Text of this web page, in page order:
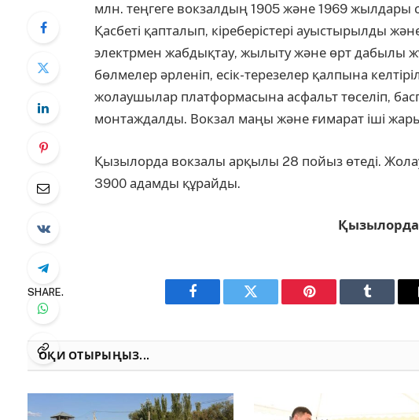
млн. теңгеге вокзалдың 1905 және 1969
Қасбеті қапталып, кіреберістері ауыстырылды
электрмен жабдықтау, жылыту және өрт дабылы
бөлмелер әрленіп, есік-терезелер қалпына
жолаушылар платформасына асфальт төселіп,
монтаждалды. Вокзал маңы және ғимарат іші
​Қызылорда вокзалы арқылы 28 пойыз өтеді.
3900 адамды құрайды.
Қызылорда
SHARE.
Facebook Twitter Pinterest Tumblr
ОҚИ ОТЫРЫҢЫЗ...